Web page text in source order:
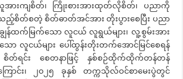
အားကျစိတ်၊ ကြိုးစားအားထုတ်လိုစိတ်၊ ပညာကို
စိတ်စတဲ့ စိတ်ဓာတ်အင်အား တိုးပွားစေပြီး ပညာ
ျွန်ထက်မြက်သော လူငယ် လူရွယ်များ၊ လူ့စွမ်းအား
သော လူငယ်များ ပေါ်ထွန်းတိုးတက်အောင်မြင်စေရန်
စိတ်ရင်း စေတနာဖြင့် နှစ်စဉ်ထိုက်ထိုက်တန်တန်
ြစ်ကြောင်း၊ ၂၀၂၅ ခုနှစ် တက္ကသိုလ်ဝင်စာမေးပွဲတွင်